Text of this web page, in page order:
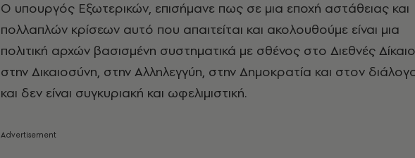
Ο υπουργός Εξωτερικών, επισήμανε πως σε μια εποχή αστάθειας και
πολλαπλών κρίσεων αυτό που απαιτείται και ακολουθούμε είναι μια
πολιτική αρχών βασισμένη συστηματικά με σθένος στο Διεθνές
στην Δικαιοσύνη, στην Αλληλεγγύη, στην Δημοκρατία και στον
και δεν είναι συγκυριακή και ωφελιμιστική.